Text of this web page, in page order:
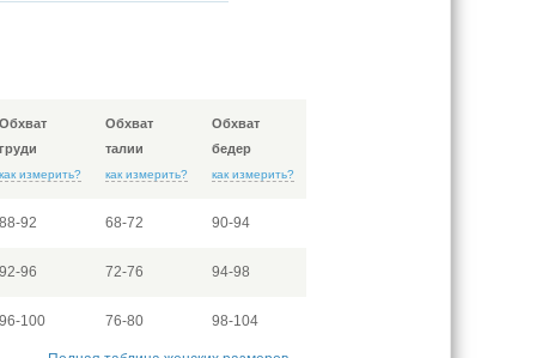
Обхват
груди
как измерить?
Обхват
талии
как измерить?
Обхват
бедер
как измерить?
88-92 68-72 90-94
92-96 72-76 94-98
96-100 76-80 98-104